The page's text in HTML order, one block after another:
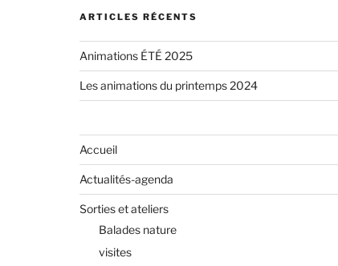
ARTICLES RÉCENTS
Animations ÉTÉ 2025
Les animations du printemps 2024
Accueil
Actualités-agenda
Sorties et ateliers
Balades nature
visites